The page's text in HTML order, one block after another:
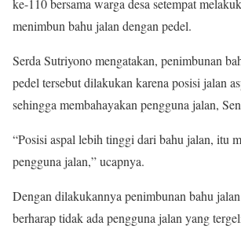
ke-110 bersama warga desa setempat
menimbun bahu jalan dengan pedel.
Serda Sutriyono mengatakan, penimbunan
pedel tersebut dilakukan karena posisi jalan
sehingga membahayakan pengguna jalan,
“Posisi aspal lebih tinggi dari bahu jalan, itu
pengguna jalan,” ucapnya.
Dengan dilakukannya penimbunan bahu
berharap tidak ada pengguna jalan yang